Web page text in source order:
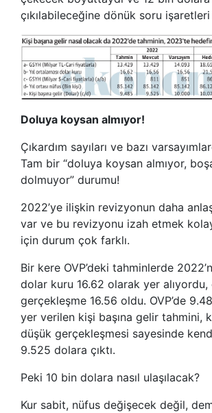
çıkılabileceğine dönük soru işaretleri
Doluya koysan almıyor!
Çıkardım sayıları ve bazı
Tam bir “doluya koysan almıyor,
dolmuyor” durumu!
2022’ye ilişkin revizyonun daha
var ve bu revizyonu izah etmek
için durum çok farklı.
Bir kere OVP’deki tahminlerde
dolar kuru 16.62 olarak yer alıyordu,
gerçekleşme 16.56 oldu. OVP’de
yer verilen kişi başına gelir tahmini,
düşük gerçekleşmesi sayesinde
9.525 dolara çıktı.
Peki 10 bin dolara nasıl ulaşılacak?
Kur sabit, nüfus değişecek değil,